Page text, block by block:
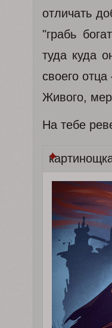
отличать
"грабь
туда куда
своего
Живого,
На тебе